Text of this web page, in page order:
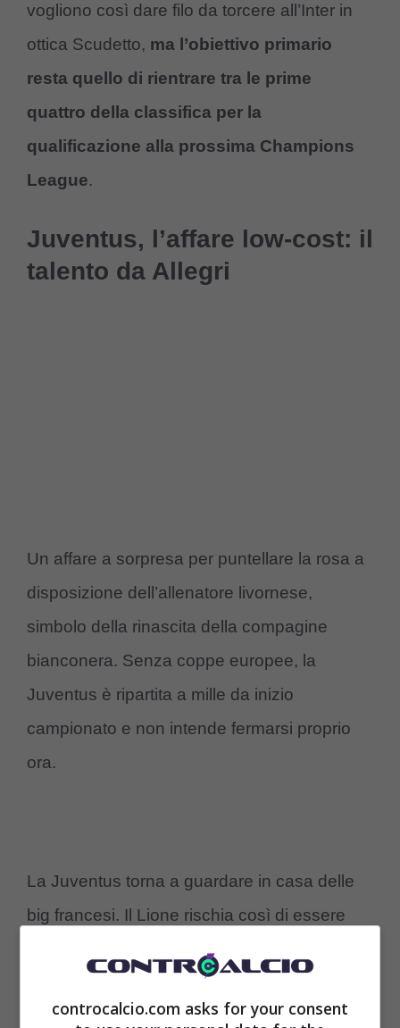
vogliono così dare filo da torcere all’Inter in
ottica Scudetto, ma l’obiettivo primario
resta quello di rientrare tra le prime
quattro della classifica per la
qualificazione alla prossima Champions
League.
Juventus, l’affare low-cost: il
talento da Allegri
Un affare a sorpresa per puntellare la rosa a
disposizione dell’allenatore livornese,
simbolo della rinascita della compagine
bianconera. Senza coppe europee, la
Juventus è ripartita a mille da inizio
campionato e non intende fermarsi proprio
ora.
La Juventus torna a guardare in casa delle
big francesi. Il Lione rischia così di essere
retrocedere e a gennaio potrebbe arrivare il
colpo che non t’aspetti. Ora potrebbe arrivare
anche il terzo cambio di allenatore dopo
controcalcio.com asks for your consent